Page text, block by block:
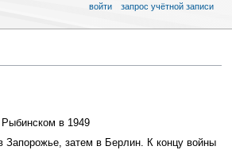
в 1949
Запорожье, затем в Берлин. К концу войны
войти запрос учётной записи